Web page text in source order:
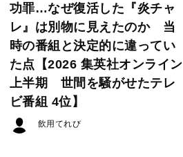
功罪…なぜ復活した『炎チャ
レ』は別物に見えたのか 当
時の番組と決定的に違ってい
た点【2026 集英社オンライン
上半期 世間を騒がせたテレ
ビ番組 4位】
飲用てれび